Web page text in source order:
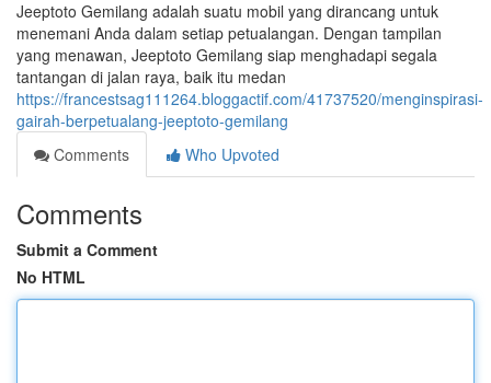
Jeeptoto Gemilang adalah suatu mobil yang dirancang untuk
menemani Anda dalam setiap petualangan. Dengan tampilan
yang menawan, Jeeptoto Gemilang siap menghadapi segala
tantangan di jalan raya, baik itu medan
https://francestsag111264.bloggactif.com/41737520/menginspirasi-
gairah-berpetualang-jeeptoto-gemilang
Comments
Who Upvoted
Comments
Submit a Comment
No HTML